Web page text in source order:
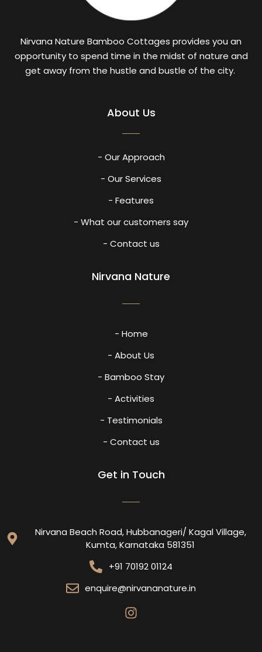
Nirvana Nature Bamboo Cottages provides you an
opportunity to spend time in the midst of nature and
get away from the hustle and bustle of the city.
About Us
- Our Approach
- Our Services
- Features
- What our customers say
- Contact us
Nirvana Nature
- Home
- About Us
- Bamboo Stay
- Activities
- Testimonials
- Contact us
Get in Touch
Nirvana Beach Road, Hubbanageri/ Kagal Village,
Kumta, Karnataka 581351
+91 70192 01124
enquire@nirvananature.in